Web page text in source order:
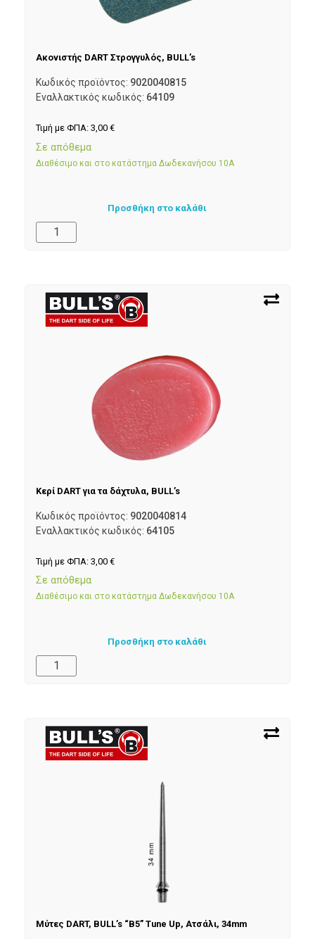
Ακονιστής DART Στρογγυλός, BULL’s
Κωδικός προϊόντος: 9020040815
Εναλλακτικός κωδικός: 64109
Τιμή με ΦΠΑ: 3,00 €
Σε απόθεμα
Διαθέσιμο και στο κατάστημα Δωδεκανήσου 10Α
Προσθήκη στο καλάθι
Κερί DART για τα δάχτυλα, BULL’s
Κωδικός προϊόντος: 9020040814
Εναλλακτικός κωδικός: 64105
Τιμή με ΦΠΑ: 3,00 €
Σε απόθεμα
Διαθέσιμο και στο κατάστημα Δωδεκανήσου 10Α
Προσθήκη στο καλάθι
Μύτες DART, BULL’s “B5” Tune Up, Ατσάλι, 34mm